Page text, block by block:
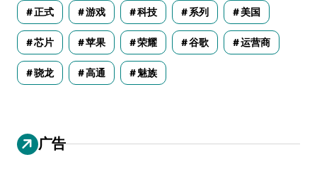
正式 游戏 科技 系列 美国
芯片 苹果 荣耀 谷歌 运营商
骁龙 高通 魅族
广告